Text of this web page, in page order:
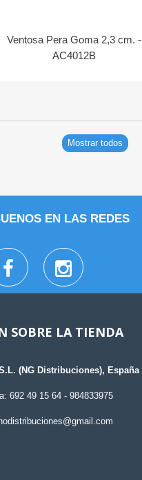
Ventosa Pera Goma 2,3 cm. -
AC4012B
Mostrar todos
EN LAS REDES
SOBRE LA TIENDA
(NG Distribuciones), España
692 49 15 64 - 984833975